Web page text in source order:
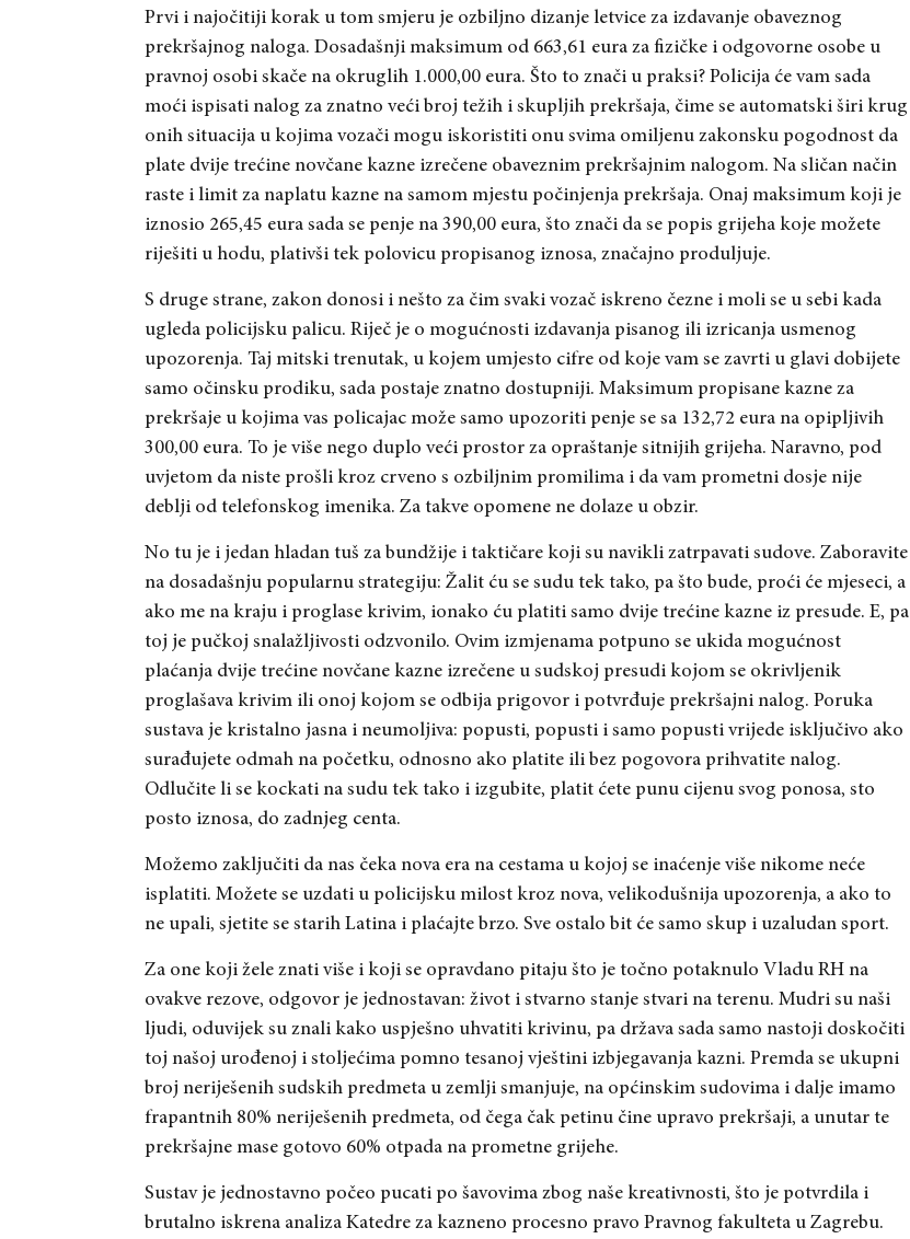
Prvi i najočitiji korak u tom smjeru je ozbiljno dizanje letvice za izdavanje obaveznog
prekršajnog naloga. Dosadašnji maksimum od 663,61 eura za fizičke i odgovorne osobe u
pravnoj osobi skače na okruglih 1.000,00 eura. Što to znači u praksi? Policija će vam sada
moći ispisati nalog za znatno veći broj težih i skupljih prekršaja, čime se automatski širi krug
onih situacija u kojima vozači mogu iskoristiti onu svima omiljenu zakonsku pogodnost da
plate dvije trećine novčane kazne izrečene obaveznim prekršajnim nalogom. Na sličan način
raste i limit za naplatu kazne na samom mjestu počinjenja prekršaja. Onaj maksimum koji je
iznosio 265,45 eura sada se penje na 390,00 eura, što znači da se popis grijeha koje možete
riješiti u hodu, plativši tek polovicu propisanog iznosa, značajno produljuje.
S druge strane, zakon donosi i nešto za čim svaki vozač iskreno čezne i moli se u sebi kada
ugleda policijsku palicu. Riječ je o mogućnosti izdavanja pisanog ili izricanja usmenog
upozorenja. Taj mitski trenutak, u kojem umjesto cifre od koje vam se zavrti u glavi dobijete
samo očinsku prodiku, sada postaje znatno dostupniji. Maksimum propisane kazne za
prekršaje u kojima vas policajac može samo upozoriti penje se sa 132,72 eura na opipljivih
300,00 eura. To je više nego duplo veći prostor za opraštanje sitnijih grijeha. Naravno, pod
uvjetom da niste prošli kroz crveno s ozbiljnim promilima i da vam prometni dosje nije
deblji od telefonskog imenika. Za takve opomene ne dolaze u obzir.
No tu je i jedan hladan tuš za bundžije i taktičare koji su navikli zatrpavati sudove. Zaboravite
na dosadašnju popularnu strategiju: Žalit ću se sudu tek tako, pa što bude, proći će mjeseci, a
ako me na kraju i proglase krivim, ionako ću platiti samo dvije trećine kazne iz presude. E, pa
toj je pučkoj snalažljivosti odzvonilo. Ovim izmjenama potpuno se ukida mogućnost
plaćanja dvije trećine novčane kazne izrečene u sudskoj presudi kojom se okrivljenik
proglašava krivim ili onoj kojom se odbija prigovor i potvrđuje prekršajni nalog. Poruka
sustava je kristalno jasna i neumoljiva: popusti, popusti i samo popusti vrijede isključivo ako
surađujete odmah na početku, odnosno ako platite ili bez pogovora prihvatite nalog.
Odlučite li se kockati na sudu tek tako i izgubite, platit ćete punu cijenu svog ponosa, sto
posto iznosa, do zadnjeg centa.
Možemo zaključiti da nas čeka nova era na cestama u kojoj se inaćenje više nikome neće
isplatiti. Možete se uzdati u policijsku milost kroz nova, velikodušnija upozorenja, a ako to
ne upali, sjetite se starih Latina i plaćajte brzo. Sve ostalo bit će samo skup i uzaludan sport.
Za one koji žele znati više i koji se opravdano pitaju što je točno potaknulo Vladu RH na
ovakve rezove, odgovor je jednostavan: život i stvarno stanje stvari na terenu. Mudri su naši
ljudi, oduvijek su znali kako uspješno uhvatiti krivinu, pa država sada samo nastoji doskočiti
toj našoj urođenoj i stoljećima pomno tesanoj vještini izbjegavanja kazni. Premda se ukupni
broj neriješenih sudskih predmeta u zemlji smanjuje, na općinskim sudovima i dalje imamo
frapantnih 80% neriješenih predmeta, od čega čak petinu čine upravo prekršaji, a unutar te
prekršajne mase gotovo 60% otpada na prometne grijehe.
Sustav je jednostavno počeo pucati po šavovima zbog naše kreativnosti, što je potvrdila i
brutalno iskrena analiza Katedre za kazneno procesno pravo Pravnog fakulteta u Zagrebu.